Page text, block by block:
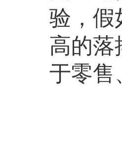
验，假
高的落
于零售